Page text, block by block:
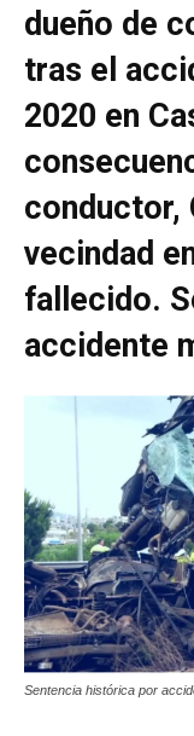
dueño de
tras el
2020 en
conductor,
vecindad
fallecido.
accidente
Sentencia histórica por